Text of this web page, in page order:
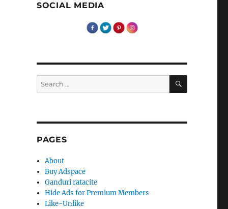
SOCIAL MEDIA
Search
for:
SEARCH
PAGES
About
Buy Adspace
Ganduri ratacite
Hide Ads for Premium Members
Like-Unlike